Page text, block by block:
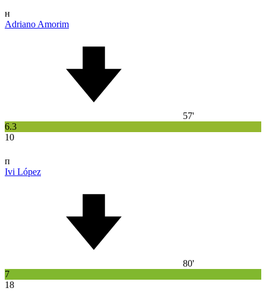
н
Adriano Amorim
57'
6.3
10
п
Ivi López
80'
7
18